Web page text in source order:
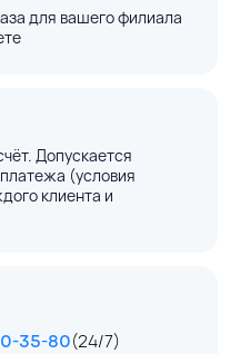
для вашего филиала
Допускается
(условия
клиента и
35-80(24/7)